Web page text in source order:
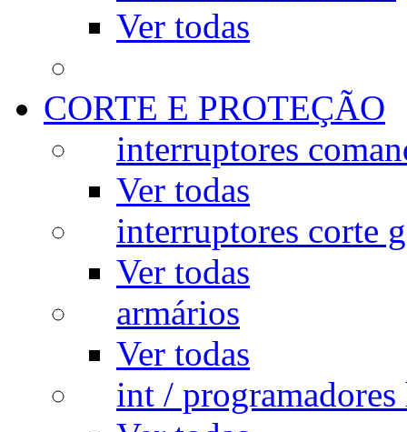
Ver todas
CORTE E PROTEÇÃO
interruptores
Ver todas
interruptores corte
Ver todas
armários
Ver todas
int / programadores